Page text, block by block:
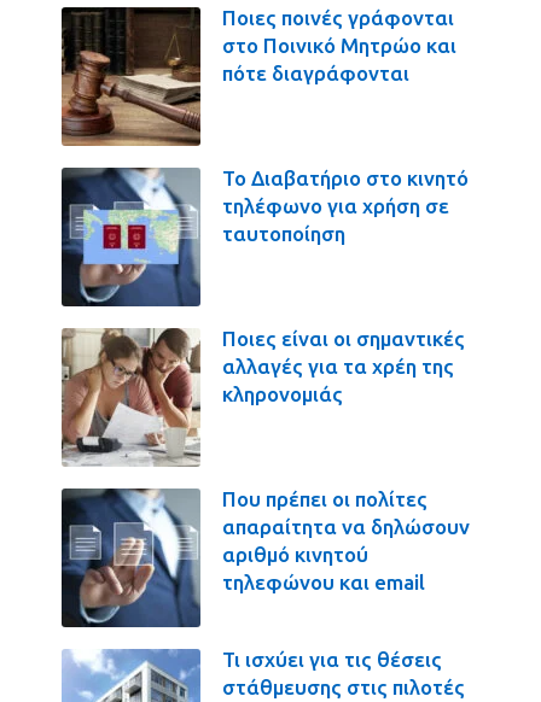
Ποιες ποινές γράφονται
στο Ποινικό Μητρώο και
πότε διαγράφονται
Το Διαβατήριο στο κινητό
τηλέφωνο για χρήση σε
ταυτοποίηση
Ποιες είναι οι σημαντικές
αλλαγές για τα χρέη της
κληρονομιάς
Που πρέπει οι πολίτες
απαραίτητα να δηλώσουν
αριθμό κινητού
τηλεφώνου και email
Τι ισχύει για τις θέσεις
στάθμευσης στις πιλοτές